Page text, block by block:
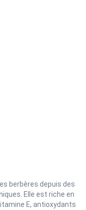
berbères depuis des
Elle est riche en
E, antioxydants